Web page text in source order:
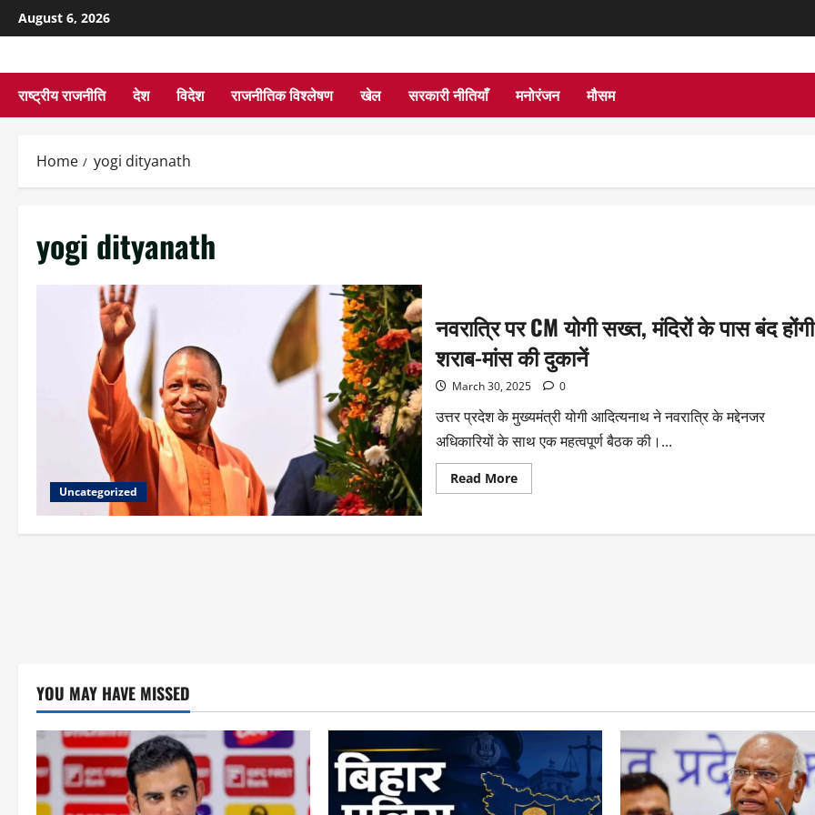
August 6, 2026
राष्ट्रीय राजनीति देश विदेश राजनीतिक विश्लेषण खेल सरकारी नीतियाँ मनोरंजन मौसम
Home yogi dityanath
yogi dityanath
Uncategorized
नवरात्रि पर CM योगी सख्त, मंदिरों के पास बंद होंगी
शराब-मांस की दुकानें
March 30, 2025 0
उत्तर प्रदेश के मुख्यमंत्री योगी आदित्यनाथ ने नवरात्रि के मद्देनजर
अधिकारियों के साथ एक महत्वपूर्ण बैठक की।...
Read More
YOU MAY HAVE MISSED